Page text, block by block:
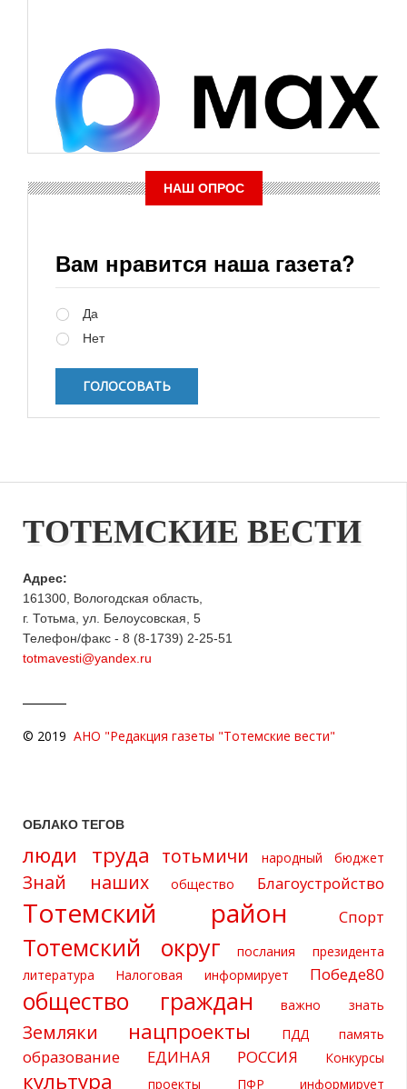
НАШ ОПРОС
Вам нравится наша газета?
Да
Нет
ТОТЕМСКИЕ ВЕСТИ
Адрес:
161300, Вологодская область,
г. Тотьма, ул. Белоусовская, 5
Телефон/факс - 8 (8-1739) 2-25-51
totmavesti@yandex.ru
© 2019 АНО "Редакция газеты "Тотемские вести"
ОБЛАКО ТЕГОВ
люди труда тотьмичи народный бюджет
Знай наших общество Благоустройство
Тотемский район Спорт
Тотемский округ
послания президента
литература
Налоговая информирует Победе80
общество граждан важно знать
Земляки нацпроекты ПДД память
образование ЕДИНАЯ РОССИЯ Конкурсы
культура проекты ПФР информирует